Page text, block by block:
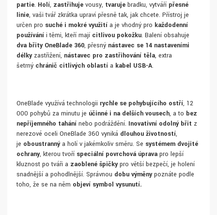
partie. Holí, zastřihuje vousy, tvaruje bradku, vytváří přesné
linie, vaši tvář zkrátka upraví přesně tak, jak chcete. Přístroj je
určen pro suché i mokré využití a je vhodný pro každodenní
používání i těmi, kteří mají citlivou pokožku. Balení obsahuje
dva břity OneBlade 360, přesný nástavec se 14 nastaveními
délkyzastřižení, nástavec pro zastřihování těla, extra
šetrný chránič citlivých oblastí a kabel USB-A.
OneBlade využívá technologii rychle se pohybujícího ostří, 12
000 pohybů za minutu je účinné i na delších vousech, a to bez
nepříjemného tahání nebo podráždění. Inovativní odolný břit z
nerezové oceli OneBlade 360 vyniká dlouhou životností,
je oboustrannýa holí v jakémkoliv směru. Se systémem dvojité
ochrany, kterou tvoří speciální povrchová úprava pro lepší
kluznost po tváři a zaoblené špičkypro větší bezpečí, je holení
snadnější a pohodlnější. Správnou dobu výměnypoznáte podle
toho, že se na něm objeví symbol vysunutí.